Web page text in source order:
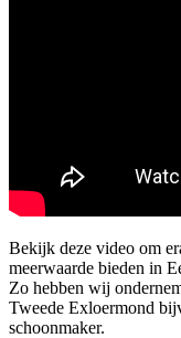
Bekijk deze video om
meerwaarde bieden in
Zo hebben wij
Tweede Exloermond
schoonmaker.